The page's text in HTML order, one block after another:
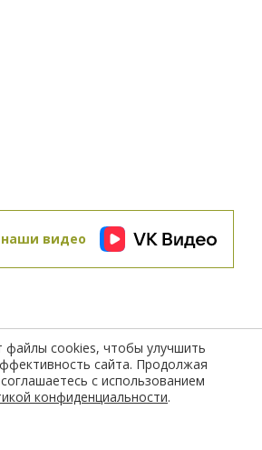
работы
работы
работы
видео
файлы cookies, чтобы улучшить
сайта. Продолжая
с использованием
конфиденциальности.